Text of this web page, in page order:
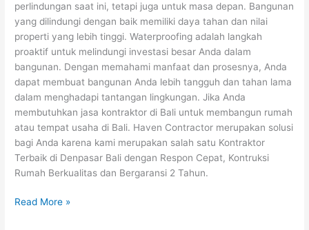
perlindungan saat ini, tetapi juga untuk masa depan. Bangunan
yang dilindungi dengan baik memiliki daya tahan dan nilai
properti yang lebih tinggi. Waterproofing adalah langkah
proaktif untuk melindungi investasi besar Anda dalam
bangunan. Dengan memahami manfaat dan prosesnya, Anda
dapat membuat bangunan Anda lebih tangguh dan tahan lama
dalam menghadapi tantangan lingkungan. Jika Anda
membutuhkan jasa kontraktor di Bali untuk membangun rumah
atau tempat usaha di Bali. Haven Contractor merupakan solusi
bagi Anda karena kami merupakan salah satu Kontraktor
Terbaik di Denpasar Bali dengan Respon Cepat, Kontruksi
Rumah Berkualitas dan Bergaransi 2 Tahun.
Read More »